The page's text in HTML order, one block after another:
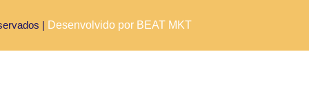
| Desenvolvido por BEAT MKT